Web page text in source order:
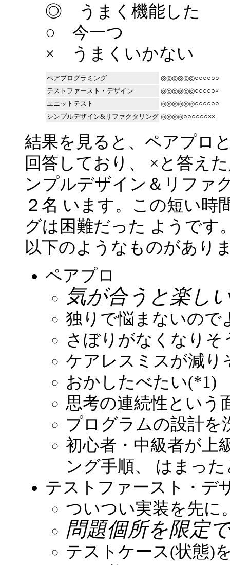
◎ うまく機能した
○ 今一つ
× うまくいかない
ペアプログラミング
◎◎◎◎◎◎○○○○○○
テストファースト・デザイン
◎◎◎◎◎◎○○○○○×
ユニットテスト
◎◎◎◎◎◎○○○○○○
シンプルデザイン&リファクタリング ◎◎◎◎○○○○○○××
結果を見ると、ペアプロ
回答しており、 ×と答え
ンプルデザイン＆リファ
２名 います。この短い時
グは困難だった ようです
以下のようなものがあり
ペアプロ
気が合うと楽し
独りで悩まないので
さぼりがなくなりそ
ケアレスミスが減り
おかしたべたい(*1)
思考の連続性という
プログラムの設計を
初心者・中級者が上
ング手順、 はまっ
テストファースト・デ
ついつい実装を先に
問題個所を限定
テストケース(状態)